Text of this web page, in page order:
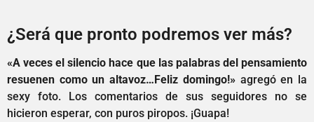
¿Será que pronto podremos ver más?
«A veces el silencio hace que las palabras del pensamiento
resuenen como un altavoz…Feliz domingo!»agregó en la
sexy foto. Los comentarios de sus seguidores no se
hicieron esperar, con puros piropos. ¡Guapa!